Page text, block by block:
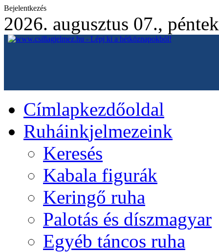
Bejelentkezés
2026. augusztus 07., péntek
Címlapkezdőoldal
Ruháinkjelmezeink
Keresés
Kabala figurák
Keringő ruha
Palotás és díszmagyar
Egyéb táncos ruha